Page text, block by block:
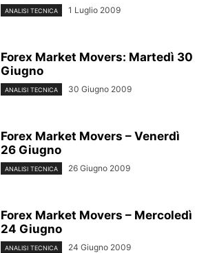
ANALISI TECNICA 1 Luglio 2009
Forex Market Movers: Martedì 30
Giugno
ANALISI TECNICA 30 Giugno 2009
Forex Market Movers – Venerdì
26 Giugno
ANALISI TECNICA 26 Giugno 2009
Forex Market Movers – Mercoledì
24 Giugno
ANALISI TECNICA 24 Giugno 2009